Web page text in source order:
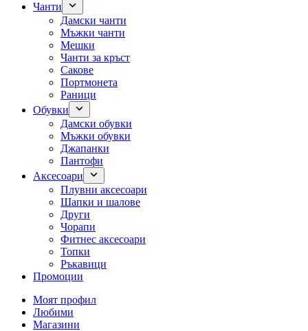
Чанти
Дамски чанти
Мъжки чанти
Мешки
Чанти за кръст
Сакове
Портмонета
Раници
Обувки
Дамски обувки
Мъжки обувки
Джапанки
Пантофи
Аксесоари
Плувни аксесоари
Шапки и шалове
Други
Чорапи
Фитнес аксесоари
Топки
Ръкавици
Промоции
Моят профил
Любими
Магазини